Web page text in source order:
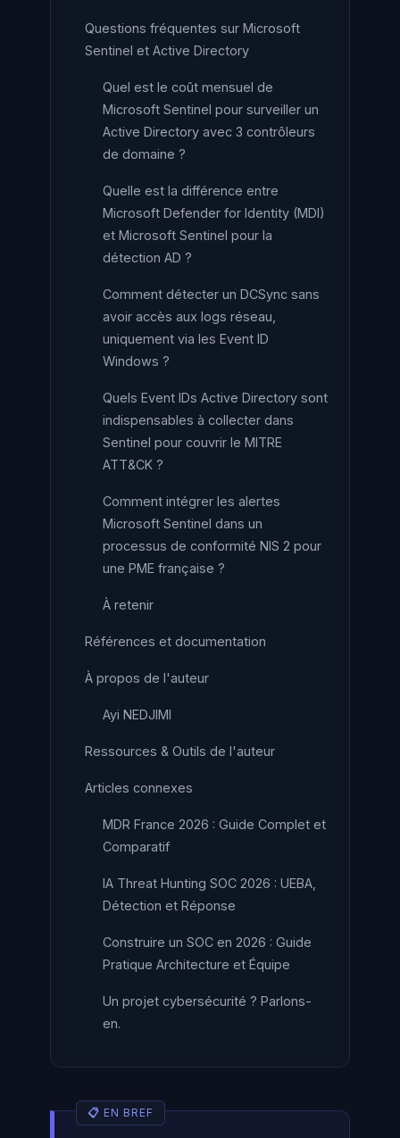
Questions fréquentes sur Microsoft
Sentinel et Active Directory
Quel est le coût mensuel de
Microsoft Sentinel pour surveiller un
Active Directory avec 3 contrôleurs
de domaine ?
Quelle est la différence entre
Microsoft Defender for Identity (MDI)
et Microsoft Sentinel pour la
détection AD ?
Comment détecter un DCSync sans
avoir accès aux logs réseau,
uniquement via les Event ID
Windows ?
Quels Event IDs Active Directory sont
indispensables à collecter dans
Sentinel pour couvrir le MITRE
ATT&CK ?
Comment intégrer les alertes
Microsoft Sentinel dans un
processus de conformité NIS 2 pour
une PME française ?
À retenir
Références et documentation
À propos de l'auteur
Ayi NEDJIMI
Ressources & Outils de l'auteur
Articles connexes
MDR France 2026 : Guide Complet et
Comparatif
IA Threat Hunting SOC 2026 : UEBA,
Détection et Réponse
Construire un SOC en 2026 : Guide
Pratique Architecture et Équipe
Un projet cybersécurité ? Parlons-
en.